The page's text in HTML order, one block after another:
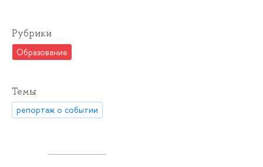
Рубрики
Образование
Темы
репортаж о событии